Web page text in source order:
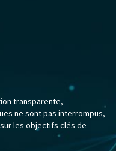
transparente,
ne sont pas interrompus,
les objectifs clés de